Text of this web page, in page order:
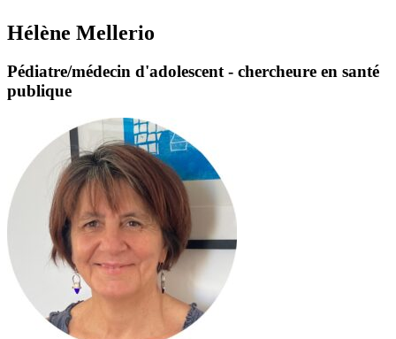
Hélène Mellerio
Pédiatre/médecin d'adolescent - chercheure en santé
publique